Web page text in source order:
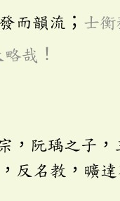
而韻流； 士
哉！
，阮瑀之子
反名教，曠